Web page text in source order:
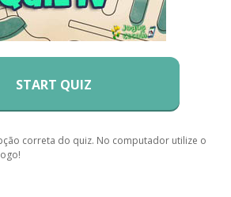
START QUIZ
correta do quiz. No computador utilize o